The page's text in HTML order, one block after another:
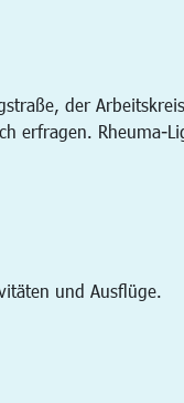
der
Rheuma-
und Ausflüge.